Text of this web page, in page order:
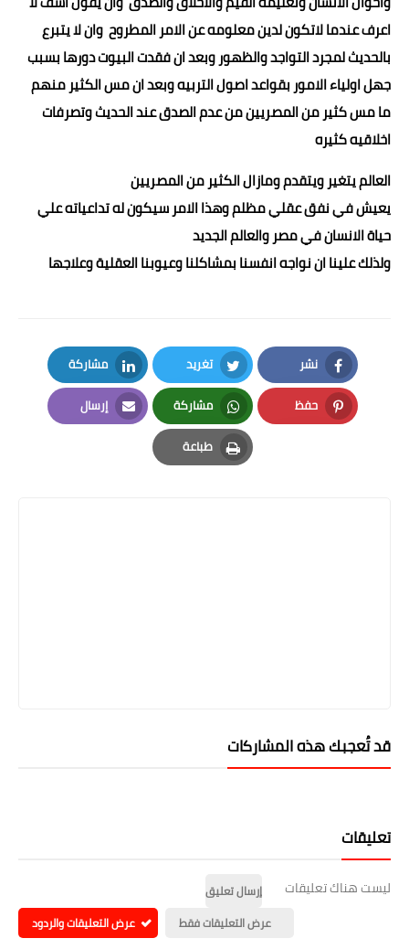
اعرف عندما لاتكون لدين معلومه عن الامر المطروح وان لا يتبرع
بالحديث لمجرد التواجد والظهور وبعد ان فقدت البيوت دورها بسبب
جهل اولياء الامور بقواعد اصول التربيه وبعد ان مس الكثير منهم
ما مس كثير من المصريين من عدم الصدق عند الحديث وتصرفات
اخلاقيه كثيره
العالم يتغير ويتقدم ومازال الكثير من المصريين
يعيش في نفق عقلي مظلم وهذا الامر سيكون له تداعياته علي
حياة الانسان في مصر والعالم الجديد
ولذلك علينا ان نواجه انفسنا بمشاكلنا وعيوبنا العقلية وعلاجها
نشر
Facebook
تغريد
Twitter
مشاركة
LinkedIn
حفظ
Pinterest
مشاركة
Whatsapp
إرسال
Email
طباعة
Print
قد تُعجبك هذه المشاركات
تعليقات
ليست هناك تعليقات
إرسال تعليق
عرض التعليقات فقط
عرض التعليقات والردود